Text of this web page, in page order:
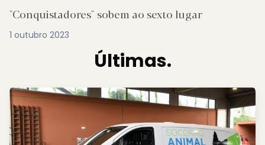
"Conquistadores" sobem ao sexto lugar
1 outubro 2023
Últimas.